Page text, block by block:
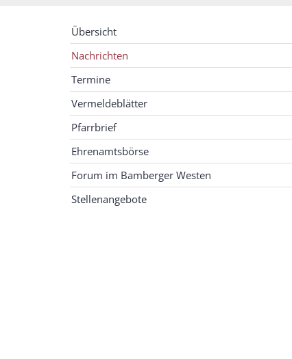
Übersicht
Nachrichten
Termine
Vermeldeblätter
Pfarrbrief
Ehrenamtsbörse
Forum im Bamberger Westen
Stellenangebote